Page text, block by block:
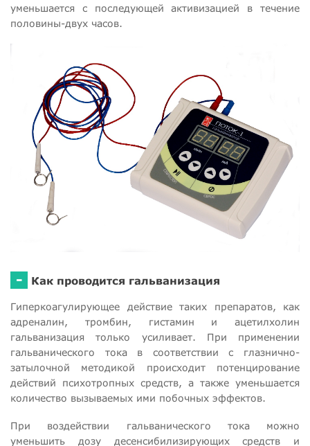
уменьшается с последующей активизацией в течение
половины-двух часов.
- Как проводится гальванизация
Гиперкоагулирующее действие таких препаратов, как
адреналин, тромбин, гистамин и ацетилхолин
гальванизация только усиливает. При применении
гальванического тока в соответствии с глазнично-
затылочной методикой происходит потенцирование
действий психотропных средств, а также уменьшается
количество вызываемых ими побочных эффектов.
При воздействии гальванического тока можно
уменьшить дозу десенсибилизирующих средств и